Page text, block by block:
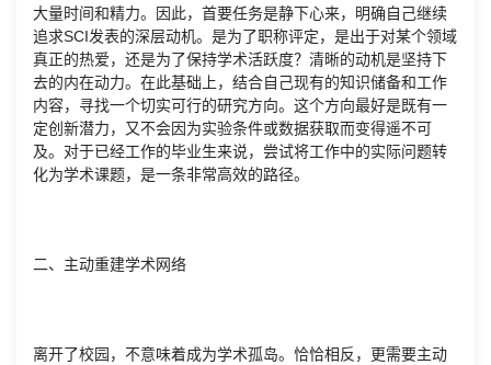
大量时间和精力。因此，首要任务是静下心来，明确自己继续
追求SCI发表的深层动机。是为了职称评定，是出于对某个领域
真正的热爱，还是为了保持学术活跃度？清晰的动机是坚持下
去的内在动力。在此基础上，结合自己现有的知识储备和工作
内容，寻找一个切实可行的研究方向。这个方向最好是既有一
定创新潜力，又不会因为实验条件或数据获取而变得遥不可
及。对于已经工作的毕业生来说，尝试将工作中的实际问题转
化为学术课题，是一条非常高效的路径。
二、主动重建学术网络
离开了校园，不意味着成为学术孤岛。恰恰相反，更需要主动